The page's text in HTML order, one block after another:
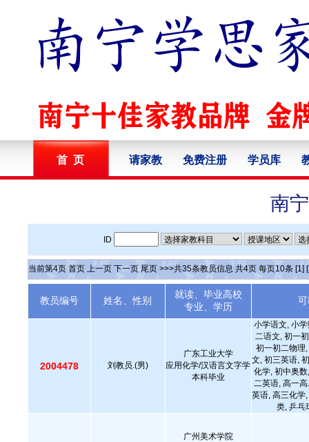
首 页 请家教 免费注册 学员库
南
ID
当前第4页 首页 上一页 下一页 尾页 >>>共35条教员信息 共4页 每页10条 [1]
教员编号 姓名、性别
就读、毕业高校
专业、学历
2004478 刘教员.(男)
广东工业大学
应用化学/汉语言文字学
本科毕业
小学语文, 小
二语文, 初一
初一初二物理
文, 初三英语,
化学, 初中奥
二英语, 高一
英语, 高三化学
类, 乒乓
广州美术学院